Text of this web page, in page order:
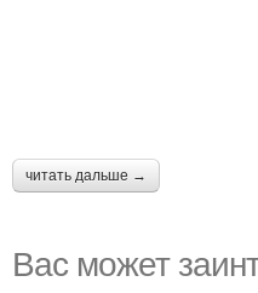
читать дальше →
Вас может